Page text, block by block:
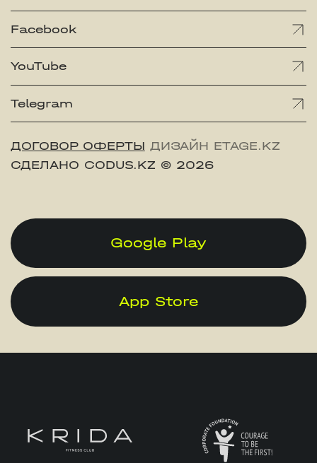
Facebook
YouTube
Telegram
ДОГОВОР ОФЕРТЫ ДИЗАЙН ETAGE.KZ
СДЕЛАНО CODUS.KZ © 2026
Google Play
App Store